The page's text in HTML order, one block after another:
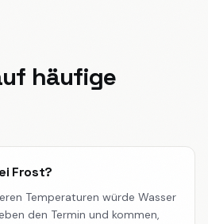
häufige
Frost?
Temperaturen würde Wasser
den Termin und kommen,